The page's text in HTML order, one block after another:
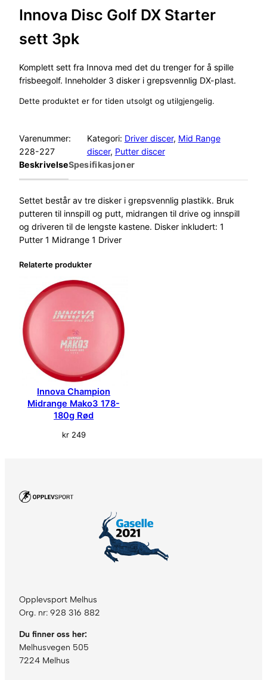
Innova Disc Golf DX Starter
sett 3pk
Komplett sett fra Innova med det du trenger for å spille
frisbeegolf. Inneholder 3 disker i grepsvennlig DX-plast.
Dette produktet er for tiden utsolgt og utilgjengelig.
Varenummer:
228-227
Kategori: Driver discer, Mid Range
discer, Putter discer
BeskrivelseSpesifikasjoner
Settet består av tre disker i grepsvennlig plastikk. Bruk
putteren til innspill og putt, midrangen til drive og innspill
og driveren til de lengste kastene. Disker inkludert: 1
Putter 1 Midrange 1 Driver
Relaterte produkter
Innova Champion
Midrange Mako3 178-
180g Rød
kr249
Opplevsport Melhus
Org. nr: 928 316 882
Du finner oss her:
Melhusvegen 505
7224 Melhus